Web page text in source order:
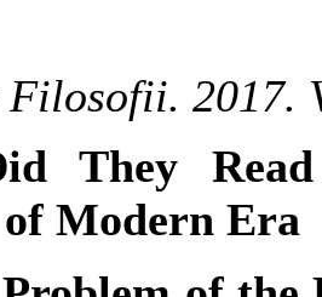
Filosofii. 2017.
They
Modern Era